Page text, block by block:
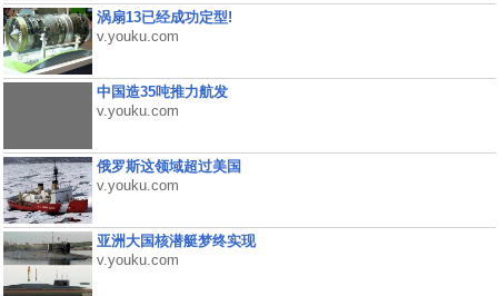
涡扇13已经成功定型!
v.youku.com
中国造35吨推力航发
v.youku.com
俄罗斯这领域超过美国
v.youku.com
亚洲大国核潜艇梦终实现
v.youku.com